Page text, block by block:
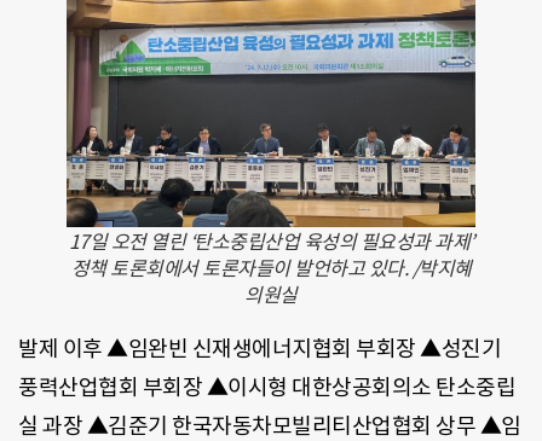
17일 오전 열린 ‘탄소중립산업 육성의 필요성과 과제’
정책 토론회에서 토론자들이 발언하고 있다. /박지혜
의원실
발제 이후 ▲임완빈 신재생에너지협회 부회장 ▲성진기
풍력산업협회 부회장 ▲이시형 대한상공회의소 탄소중립
실 과장 ▲김준기 한국자동차모빌리티산업협회 상무 ▲임